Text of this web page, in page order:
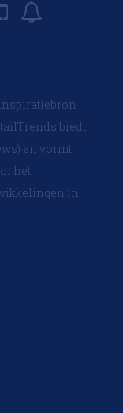
biedt
en vormt
het
in